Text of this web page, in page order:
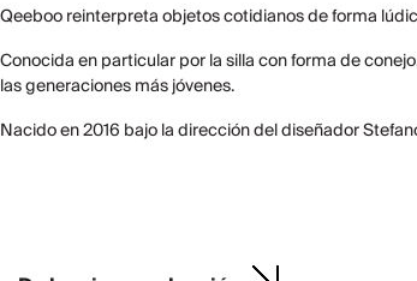
Qeeboo reinterpreta objetos cotidianos de forma
Conocida en particular por la silla con forma de
las generaciones más jóvenes.
Nacido en 2016 bajo la dirección del diseñador